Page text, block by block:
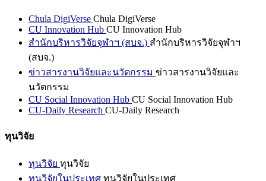
Chula DigiVerse Chula DigiVerse
CU Innovation Hub CU Innovation Hub
สำนักบริหารวิจัยจุฬาฯ (สบจ.) สำนักบริหารวิจัยจุฬาฯ
(สบจ.)
ข่าวสารงานวิจัยและนวัตกรรม ข่าวสารงานวิจัยและ
นวัตกรรม
CU Social Innovation Hub CU Social Innovation Hub
CU-Daily Research CU-Daily Research
ทุนวิจัย
ทุนวิจัย ทุนวิจัย
ทุนวิจัยในประเทศ ทุนวิจัยในประเทศ